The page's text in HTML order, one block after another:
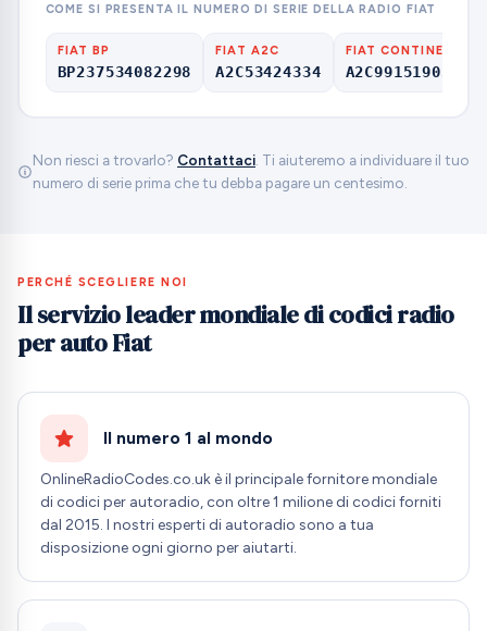
COME SI PRESENTA IL NUMERO DI SERIE DELLA RADIO FIAT
FIAT BP
BP237534082298
FIAT A2C
A2C53424334
FIAT CONTINENTAL
Non riesci a trovarlo? Contattaci . Ti aiuteremo a individuare il tuo
numero di serie prima che tu debba pagare un centesimo.
PERCHÉ SCEGLIERE NOI
Il servizio leader mondiale di codici radio
per auto Fiat
Il numero 1 al mondo
OnlineRadioCodes.co.uk è il principale fornitore mondiale
di codici per autoradio, con oltre 1 milione di codici forniti
dal 2015. I nostri esperti di autoradio sono a tua
disposizione ogni giorno per aiutarti.